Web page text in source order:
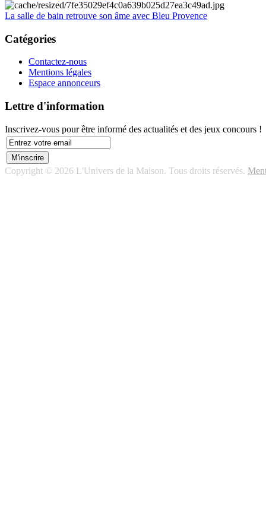
La salle de bain retrouve son âme avec Bleu Provence
Catégories
Contactez-nous
Mentions légales
Espace annonceurs
Lettre d'information
Inscrivez-vous pour être informé des actualités et des jeux concours !
Copyright © 2026 L'Univers de la Maison. Tous droits réservés.